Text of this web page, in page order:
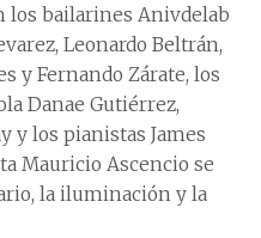
los bailarines Anivdelab
Leonardo Beltrán,
y Fernando Zárate, los
Danae Gutiérrez,
y los pianistas James
Mauricio Ascencio se
la iluminación y la